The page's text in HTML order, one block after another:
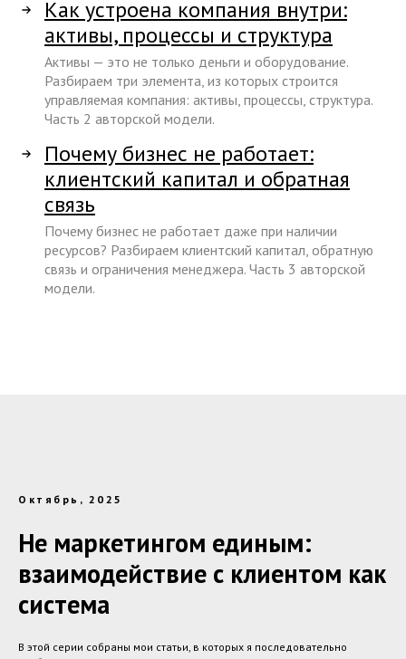
Как устроена компания внутри:
активы, процессы и структура
Активы — это не только деньги и оборудование.
Разбираем три элемента, из которых строится
управляемая компания: активы, процессы, структура.
Часть 2 авторской модели.
Почему бизнес не работает:
клиентский капитал и обратная
связь
Почему бизнес не работает даже при наличии
ресурсов? Разбираем клиентский капитал, обратную
связь и ограничения менеджера. Часть 3 авторской
модели.
Октябрь, 2025
Не маркетингом единым:
взаимодействие с клиентом как
система
В этой серии собраны мои статьи, в которых я последовательно